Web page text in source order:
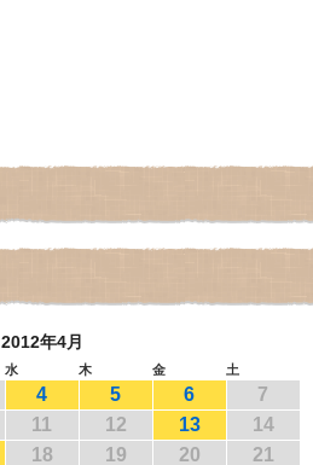
2012年4月
水 木 金 土
4 5 6
7
11 12 13
14
18 19 20 21